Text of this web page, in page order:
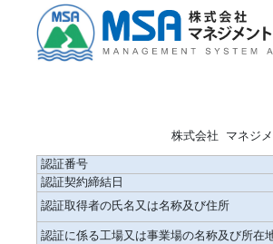
株式会社 マネジ
認証番号
認証契約締結日
認証取得者の氏名又は名称及び住所
認証に係る工場又は事業場の名称及び所在